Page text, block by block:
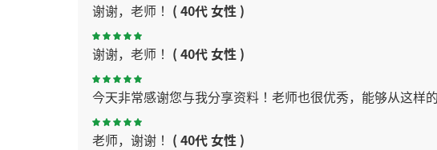
谢谢，老师！ ( 40代 女性 )
谢谢，老师！ ( 40代 女性 )
今天非常感谢您与我分享资料！老师也很优秀，能够从这样
老师，谢谢！ ( 40代 女性 )